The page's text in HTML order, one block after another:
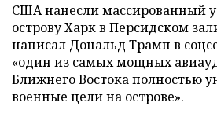
США нанесли массированный
острову Харк в Персидском
написал Дональд Трамп в
«один из самых мощных
Ближнего Востока полностью
военные цели на острове».